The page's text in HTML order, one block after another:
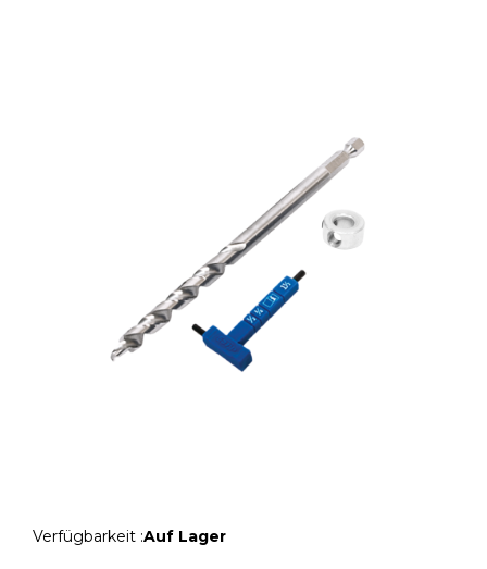
Verfügbarkeit :Auf Lager